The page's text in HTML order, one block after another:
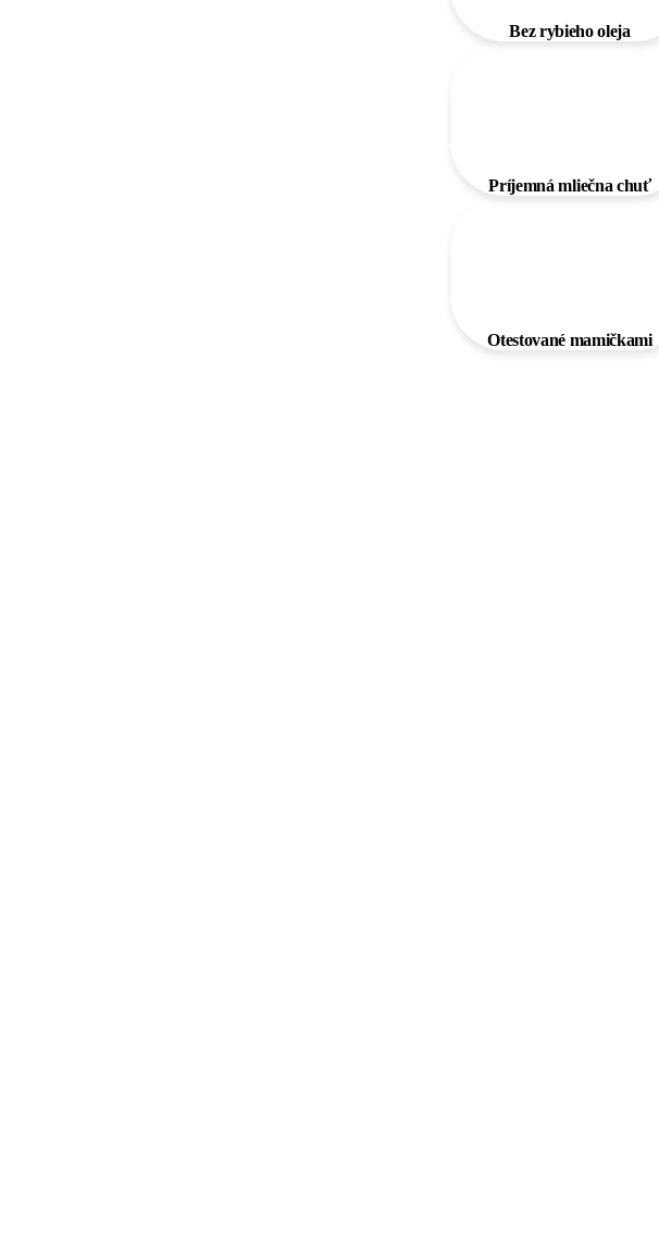
Bez rybieho oleja
Príjemná mliečna chuť
Otestované mamičkami